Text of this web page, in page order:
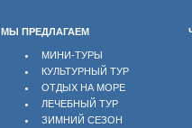
МЫ ПРЕДЛАГАЕМ
МИНИ-ТУРЫ
КУЛЬТУРНЫЙ ТУР
ОТДЫХ НА МОРЕ
ЛЕЧЕБНЫЙ ТУР
ЗИМНИЙ СЕЗОН